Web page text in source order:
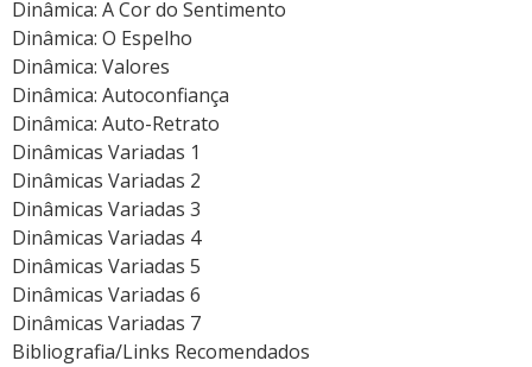
Dinâmica: A Cor do Sentimento
Dinâmica: O Espelho
Dinâmica: Valores
Dinâmica: Autoconfiança
Dinâmica: Auto-Retrato
Dinâmicas Variadas 1
Dinâmicas Variadas 2
Dinâmicas Variadas 3
Dinâmicas Variadas 4
Dinâmicas Variadas 5
Dinâmicas Variadas 6
Dinâmicas Variadas 7
Bibliografia/Links Recomendados